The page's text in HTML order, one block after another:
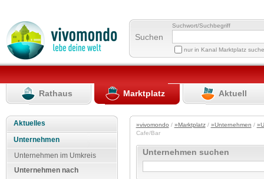
Suchen
Suchwort/Suchbegriff
nur in Kanal Marktplatz
Rathaus Marktplatz Aktuell
Aktuelles
Unternehmen
Unternehmen im Umkreis
Unternehmen nach
»vivomondo / »Marktplatz/ »Unternehmen /
Cafe/Bar
Unternehmen suchen